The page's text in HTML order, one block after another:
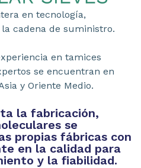
en tecnología,
cadena de suministro.
en tamices
se encuentran en
y Oriente Medio.
la fabricación,
se
propias fábricas con
en la calidad para
y la fiabilidad.